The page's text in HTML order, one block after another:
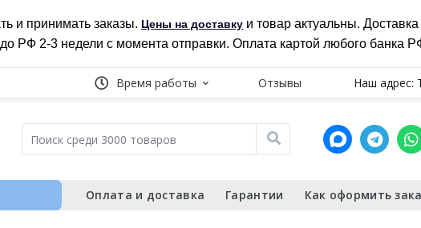
и принимать заказы. Цены на доставку и товар актуальны.
РФ 2-3 недели с момента отправки. Оплата картой любого банка
Время работы Отзывы Наш адрес:
Оплата и доставка Гарантии Как оформить